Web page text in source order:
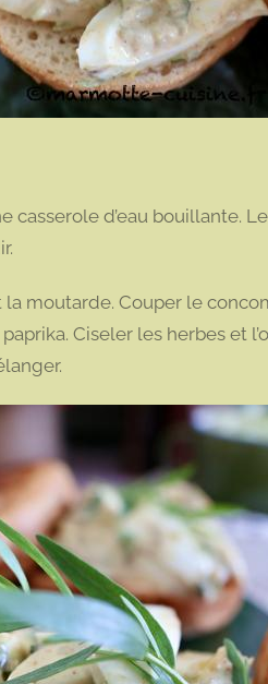
d’eau bouillante.
moutarde. Couper le
Ciseler les herbes et